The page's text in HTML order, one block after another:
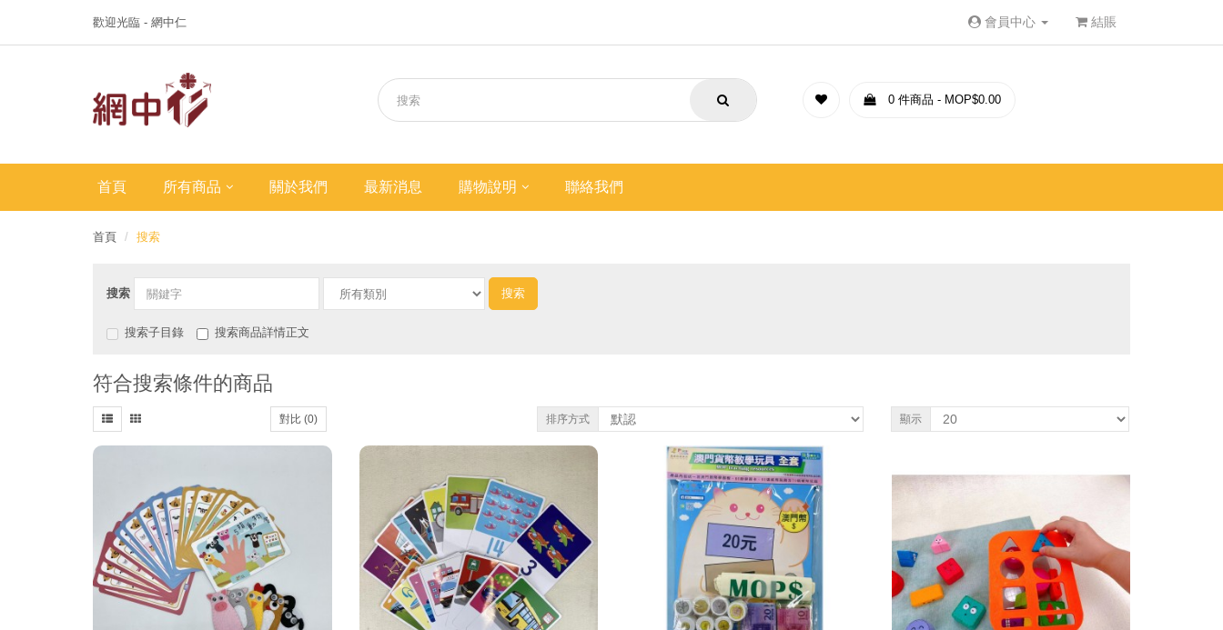
歡迎光臨 - 網中仁 會員中心 結賬
0 件商品 - MOP$0.00
首頁 所有商品 關於我們 最新消息 購物說明 聯絡我們
首頁 搜索
搜索
搜索子目錄 搜索商品詳情正文
符合搜索條件的商品
對比 (0) 排序方式 顯示